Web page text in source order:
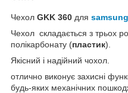
Чехол GKK 360 для samsung
Чехол складається з трьох
полікарбонату (пластик).
Якісний і надійний чохол.
отлично виконує захисні
будь-яких механічних